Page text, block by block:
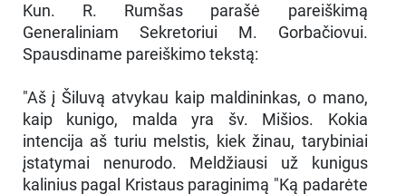
Kun. R. Rumšas parašė pareiškimą
Generaliniam Sekretoriui M. Gorbačiovui.
Spausdiname pareiškimo tekstą:
"Aš į Šiluvą atvykau kaip maldininkas, o mano,
kaip kunigo, malda yra šv. Mišios. Kokia
intencija aš turiu melstis, kiek žinau, tarybiniai
įstatymai nenurodo. Meldžiausi už kunigus
kalinius pagal Kristaus paraginimą "Ką padarėte